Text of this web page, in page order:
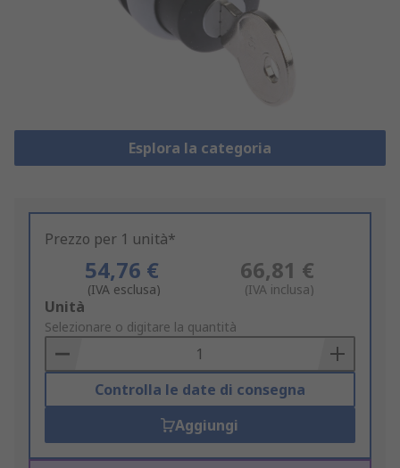
Esplora la categoria
Prezzo per 1 unità*
54,76 €
(IVA esclusa)
66,81 €
(IVA inclusa)
Add
to
Basket
Unità
Selezionare o digitare la quantità
Controlla le date di consegna
Aggiungi